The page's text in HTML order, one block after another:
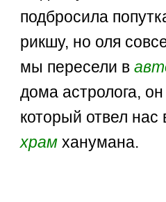
подбросила
рикшу, но оля
мы пересели в
дома астролога,
который отвел нас
храм ханумана.